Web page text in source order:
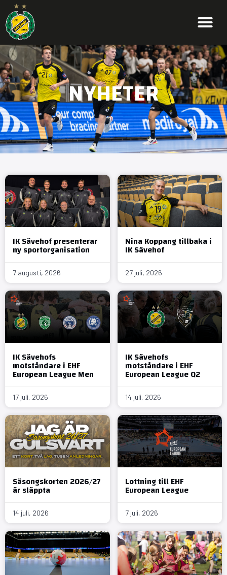
NYHETER
IK Sävehof presenterar
ny sportorganisation
7 augusti, 2026
Nina Koppang tillbaka i
IK Sävehof
27 juli, 2026
IK Sävehofs
motståndare i EHF
European League Men
17 juli, 2026
IK Sävehofs
motståndare i EHF
European League Q2
14 juli, 2026
Säsongskorten 2026/27
är släppta
14 juli, 2026
Lottning till EHF
European League
7 juli, 2026